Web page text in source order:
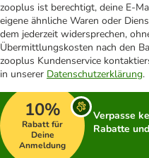
zooplus ist berechtigt, deine E-
eigene ähnliche Waren oder
dem jederzeit widersprechen,
Übermittlungskosten nach den
zooplus Kundenservice
in unserer Datenschutzerklärung.
10%
Rabatt für
Deine
Anmeldung
Verpasse
Rabatte